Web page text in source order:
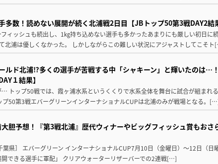
多数！読めない展開が続く北浦戦2日目【JBトップ50第3戦DAY2結
ィッシュも続出し、1㎏持ち込めない選手も多かったあまりにも厳しい初日に続
北浦は優しくなかった。 しかしながらこの難しい状況にアジャストしてこそ
ルド北浦⁉多くの選手が苦戦する中「シャキーン」と輝いたのは…！
１結果】
トップ50戦では、霞ヶ浦水系というくくりで水系全体を舞台に試合が組まれ
プ50第3戦エバーグリーンインターナショナルCUPは北浦のみが戦場となる。
胆予想！『第3戦北浦』歴代ウィナーやビッグフィッシュ賞もおさ
県］ エバーグリーン インターナショナルCUP7月10日（金曜日）～12日（日曜
開できる選手に軍配」 クリアウォーターリザーバーでの2連戦[…]